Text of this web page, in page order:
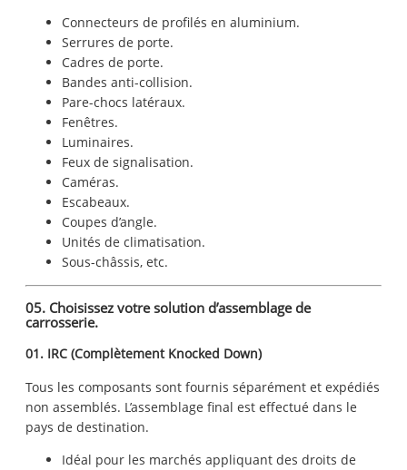
Connecteurs de profilés en aluminium.
Serrures de porte.
Cadres de porte.
Bandes anti-collision.
Pare-chocs latéraux.
Fenêtres.
Luminaires.
Feux de signalisation.
Caméras.
Escabeaux.
Coupes d’angle.
Unités de climatisation.
Sous-châssis, etc.
05. Choisissez votre solution d’assemblage de
carrosserie.
01. IRC (Complètement Knocked Down)
Tous les composants sont fournis séparément et expédiés
non assemblés. L’assemblage final est effectué dans le
pays de destination.
Idéal pour les marchés appliquant des droits de